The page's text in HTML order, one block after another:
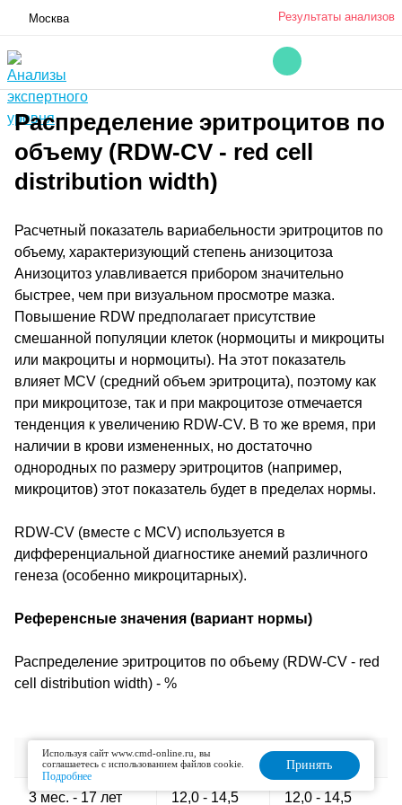
Москва Результаты анализов
Распределение эритроцитов по
объему (RDW-CV - red cell
distribution width)
Расчетный показатель вариабельности эритроцитов по
объему, характеризующий степень анизоцитоза
Анизоцитоз улавливается прибором значительно
быстрее, чем при визуальном просмотре мазка.
Повышение RDW предполагает присутствие
смешанной популяции клеток (нормоциты и микроциты
или макроциты и нормоциты). На этот показатель
влияет MCV (средний объем эритроцита), поэтому как
при микроцитозе, так и при макроцитозе отмечается
тенденция к увеличению RDW-CV. В то же время, при
наличии в крови измененных, но достаточно
однородных по размеру эритроцитов (например,
микроцитов) этот показатель будет в пределах нормы.
RDW-CV (вместе с МСV) используется в
дифференциальной диагностике анемий различного
генеза (особенно микроцитарных).
Референсные значения (вариант нормы)
Распределение эритроцитов по объему (RDW-CV - red
cell distribution width) - %
Возраст Мужчины Женщины
3 мес. - 17 лет 12,0 - 14,5 12,0 - 14,5
Используя сайт www.cmd-online.ru, вы
соглашаетесь с использованием файлов cookie.
Подробнее
Принять